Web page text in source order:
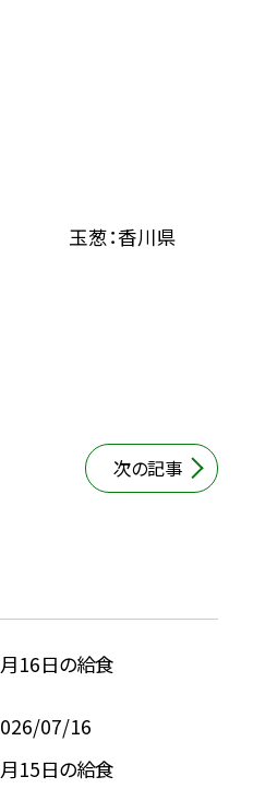
葱：香川県
次の記事
16日の給食
07/16
15日の給食